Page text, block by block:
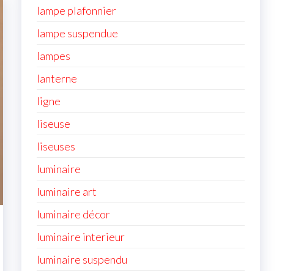
lampe plafonnier
lampe suspendue
lampes
lanterne
ligne
liseuse
liseuses
luminaire
luminaire art
luminaire décor
luminaire interieur
luminaire suspendu